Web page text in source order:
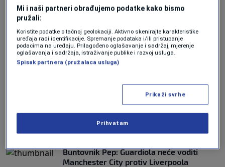
Manchester City nakon sjajne završnice,
preokrenuo protiv Southamptona i ušao u
NOGOMET|25. apr.| 0
Novi krah: Arsenal ostao bez još jednog
trofeja
plasirao se u polufinale FA Kupa (VIDEO)
Buntovnik Pep: Guardiola neće voditi
Manchester City protiv Liverpoola
Mi i naši partneri obrađujemo podatke kako bismo
pružali:
Koristite podatke o tačnoj geolokaciji. Aktivno skenirajte karakteristike
uređaja radi identifikacije. Spremanje podataka i/ili pristupanje
podacima na uređaju. Prilagođeno oglašavanje i sadržaj, mjerenje
oglašavanja i sadržaja, istraživanje publike i razvoj usluga.
Spisak partnera (pružalaca usluga)
Prikaži svrhe
Prihvatam